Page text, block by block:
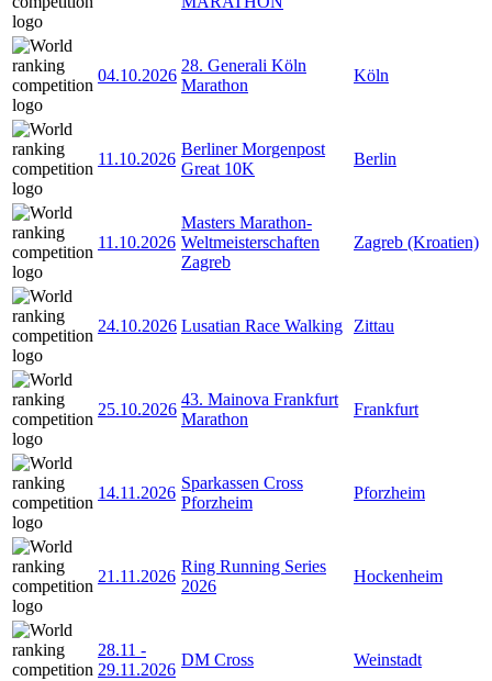
04.10.2026
28. Generali Köln
Marathon
Köln
11.10.2026
Berliner Morgenpost
Great 10K
Berlin
11.10.2026
Masters Marathon-
Weltmeisterschaften
Zagreb
Zagreb (Kroatien)
24.10.2026 Lusatian Race Walking Zittau
25.10.2026
43. Mainova Frankfurt
Marathon
Frankfurt
14.11.2026
Sparkassen Cross
Pforzheim
Pforzheim
21.11.2026
Ring Running Series
2026
Hockenheim
28.11 -
29.11.2026
DM Cross Weinstadt